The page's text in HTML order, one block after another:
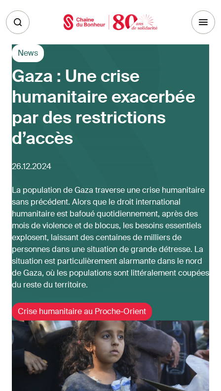
News
Gaza : Une crise
humanitaire exacerbée
par des restrictions
d’accès
26.12.2024
La population de Gaza traverse une crise humanitaire
sans précédent. Alors que le droit international
humanitaire est bafoué quotidiennement, après des
mois de violence et de blocus, les besoins essentiels
explosent, laissant des centaines de milliers de
personnes dans une situation de grande détresse. La
situation est particulièrement alarmante dans le nord
de Gaza, où les populations sont littéralement coupées
du reste du territoire.
Crise humanitaire au Proche-Orient